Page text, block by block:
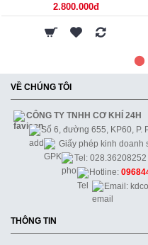
2.800.000đ
VỀ CHÚNG TÔI
CÔNG TY TNHH CƠ KHÍ 24H
Số 6, đường 655, KP60, P.
Giấy phép kinh doanh
Tel: 028.36208252
Hotline:
Email:
THÔNG TIN